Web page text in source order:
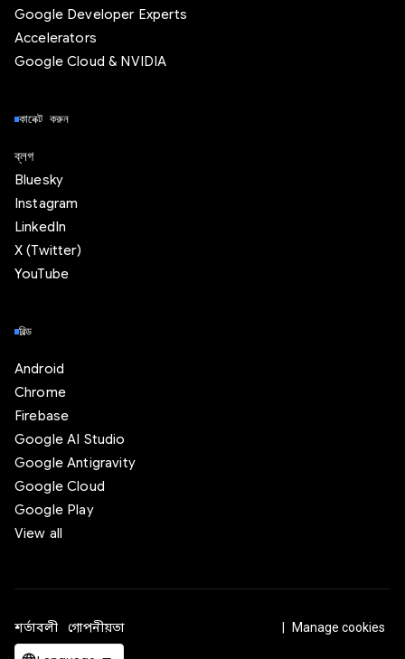
Google Developer Experts
Accelerators
Google Cloud & NVIDIA
কানেক্ট করুন
ব্লগ
Bluesky
Instagram
LinkedIn
X (Twitter)
YouTube
বিল্ড
Android
Chrome
Firebase
Google AI Studio
Google Antigravity
Google Cloud
Google Play
View all
শর্তাবলী গোপনীয়তা Manage cookies